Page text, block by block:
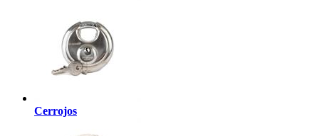
Cerrojos